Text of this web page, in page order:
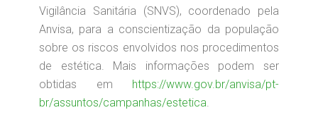
Vigilância Sanitária (SNVS), coordenado pela
Anvisa, para a conscientização da população
sobre os riscos envolvidos nos procedimentos
de estética. Mais informações podem ser
obtidas em https://www.gov.br/anvisa/pt-
br/assuntos/campanhas/estetica.